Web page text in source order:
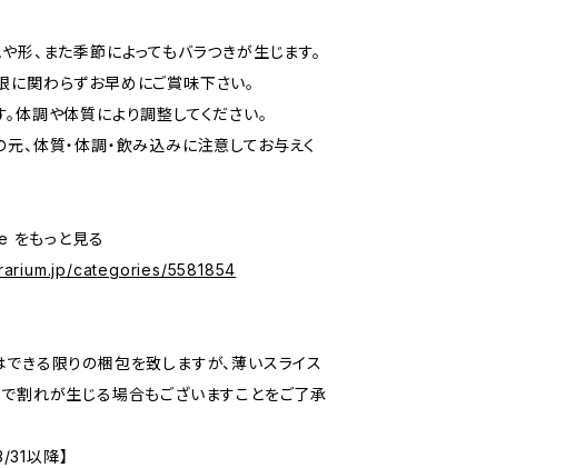
形、また季節によってもバラつきが生じます。
関わらずお早めにご賞味下さい。
体調や体質により調整してください。
、体質・体調・飲み込みに注意してお与えく
もっと見る
categories/5581854
きる限りの梱包を致しますが、薄いスライス
割れが生じる場合もございますことをご了承
以降】